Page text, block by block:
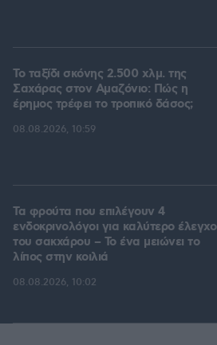
Το ταξίδι σκόνης 2.500 χλμ. της
Σαχάρας στον Αμαζόνιο: Πώς η
έρημος τρέφει το τροπικό δάσος;
08.08.2026, 10:59
Τα φρούτα που επιλέγουν 4
ενδοκρινολόγοι για καλύτερο έλεγχο
του σακχάρου – Το ένα μειώνει το
λίπος στην κοιλιά
08.08.2026, 10:02